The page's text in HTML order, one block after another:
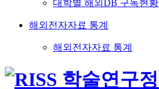
대학별 해외DB 구독현황
해외전자자료 통계
해외전자자료 통계